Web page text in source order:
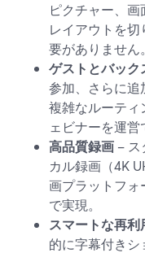
ピクチャー、
レイアウトを
要がありません。
ゲストとバック
参加、さらに追
複雑なルーティ
ェビナーを運営
高品質録画 –
カル録画（4K
画プラットフォ
で実現。
スマートな再利
的に字幕付き